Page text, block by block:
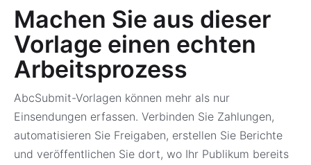
Machen Sie aus dieser
Vorlage einen echten
Arbeitsprozess
AbcSubmit-Vorlagen können mehr als nur
Einsendungen erfassen. Verbinden Sie Zahlungen,
automatisieren Sie Freigaben, erstellen Sie Berichte
und veröffentlichen Sie dort, wo Ihr Publikum bereits